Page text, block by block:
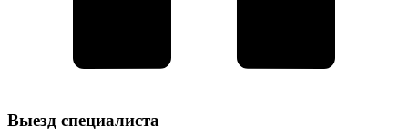
Выезд специалиста